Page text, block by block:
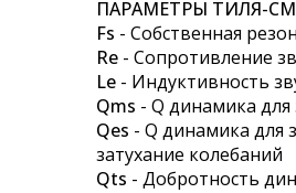
ПАРАМЕТРЫ ТИЛЯ-
Fs - Собственная
Re - Сопротивление
Le - Индуктивность
Qms - Q динамика
Qes - Q динамика для
затухание колебаний
Qts - Добротность